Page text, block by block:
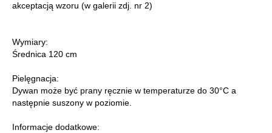
akceptacją wzoru (w galerii zdj. nr 2)
Wymiary:
Średnica 120 cm
Pielęgnacja:
Dywan może być prany ręcznie w temperaturze do 30°C a
następnie suszony w poziomie.
Informacje dodatkowe: